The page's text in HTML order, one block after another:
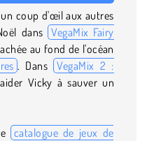
coup d'œil aux autres
dans VegaMix Fairy
au fond de l'océan
. Dans VegaMix 2 :
Vicky à sauver un
catalogue de jeux de